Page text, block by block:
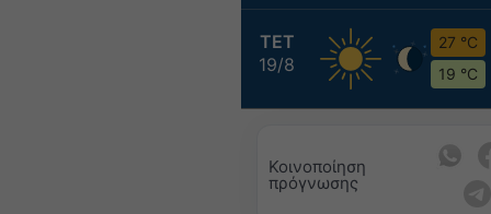
ΤΕΤ
19/8
27 °C
19 °C
Κοινοποίηση
πρόγνωσης